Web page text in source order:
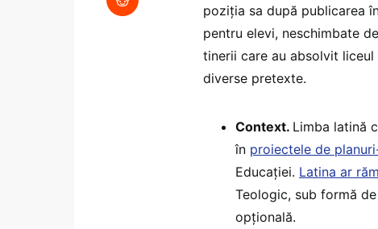
poziția sa după publicarea
pentru elevi, neschimbate
tinerii care au absolvit
diverse pretexte.
Context. Limba latină
în proiectele de
Educației. Latina ar
Teologic, sub formă
opțională.